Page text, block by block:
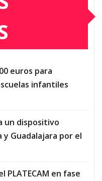
euros para
infantiles
un dispositivo
y Guadalajara por el
PLATECAM en fase